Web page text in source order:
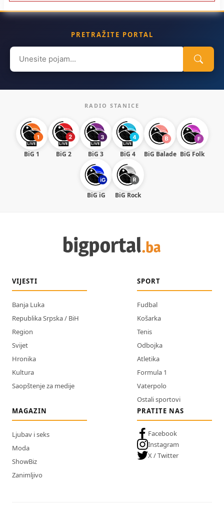
PRETRAŽITE PORTAL
Search
for:
RADIO STANICE
BiG 1 BiG 2 BiG 3 BiG 4 BiG Balade BiG Folk
BiG iG BiG Rock
VIJESTI
Banja Luka
Republika Srpska / BiH
Region
Svijet
Hronika
Kultura
Saopštenje za medije
SPORT
Fudbal
Košarka
Tenis
Odbojka
Atletika
Formula 1
Vaterpolo
Ostali sportovi
MAGAZIN
Ljubav i seks
Moda
ShowBiz
Zanimljivo
PRATITE NAS
Facebook
Instagram
X / Twitter